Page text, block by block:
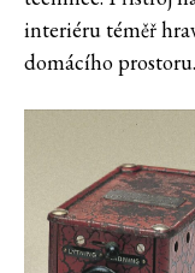
interiéru téměř
domácího prostoru.